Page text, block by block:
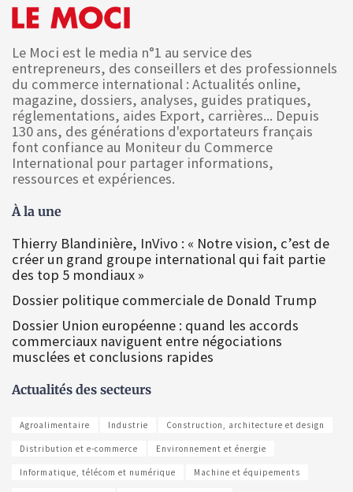
Le Moci est le media n°1 au service des
entrepreneurs, des conseillers et des professionnels
du commerce international : Actualités online,
magazine, dossiers, analyses, guides pratiques,
réglementations, aides Export, carrières... Depuis
130 ans, des générations d'exportateurs français
font confiance au Moniteur du Commerce
International pour partager informations,
ressources et expériences.
À la une
Thierry Blandinière, InVivo : « Notre vision, c’est de
créer un grand groupe international qui fait partie
des top 5 mondiaux »
Dossier politique commerciale de Donald Trump
Dossier Union européenne : quand les accords
commerciaux naviguent entre négociations
musclées et conclusions rapides
Actualités des secteurs
Agroalimentaire Industrie Construction, architecture et design
Distribution et e-commerce Environnement et énergie
Informatique, télécom et numérique Machine et équipements